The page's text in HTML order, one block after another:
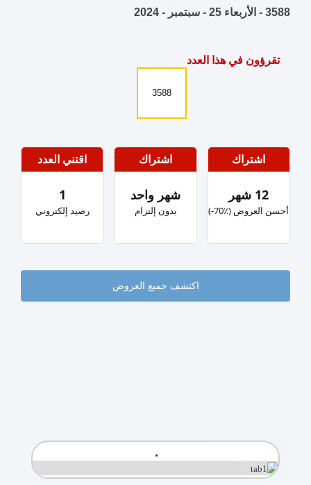
3588 - الأربعاء 25 - سبتمبر - 2024
تقرؤون في هذا العدد
3588
اشتراك
12 شهر
‏أحسن العروض (٪؜70-)
اشتراك
شهر واحد
بدون إلتزام
اقتني العدد
1
رصيد إلكتروني
اكتشف جميع العروض